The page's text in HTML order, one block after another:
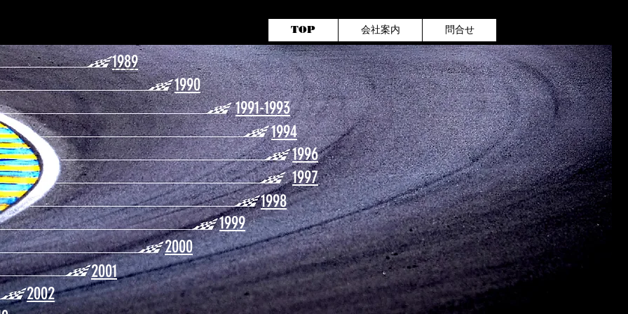
TOP 会社案内 問合せ
1990
1991-1993
1994
1996
1997
1998
1999
2000
2001
2002
1989